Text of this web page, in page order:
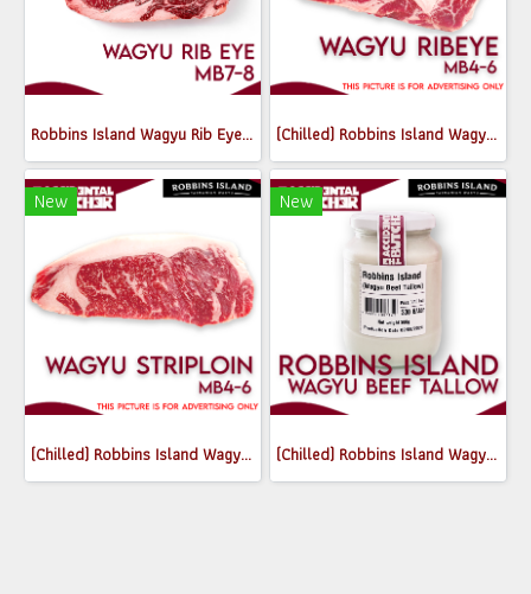
Robbins Island Wagyu Rib Eye MB7-8 (Chilled) Robbins Island Wagyu Rib Eye MB4-6
New
(Chilled) Robbins Island Wagyu Striploin MB4-6
New
(Chilled) Robbins Island Wagyu beef Tallow 300g